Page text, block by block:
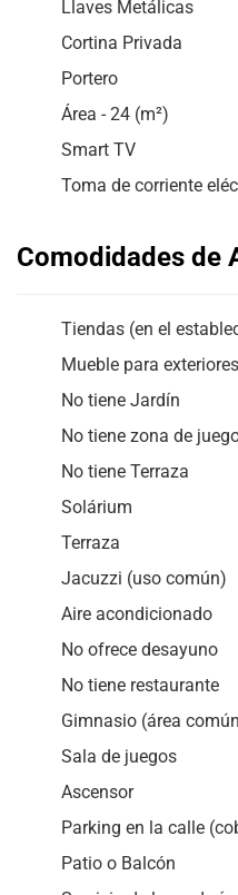
Llaves Metálicas
Cortina Privada
Portero
Área - 24 (m²)
Smart TV
Toma de corriente
Comodidades de
Tiendas (en el
Mueble para exteriores
No tiene Jardín
No tiene zona de
No tiene Terraza
Solárium
Terraza
Jacuzzi (uso común)
Aire acondicionado
No ofrece desayuno
No tiene restaurante
Gimnasio (área
Sala de juegos
Ascensor
Parking en la calle
Patio o Balcón